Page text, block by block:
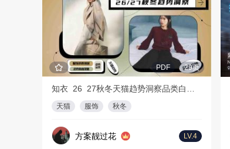
PDF 29页
天猫 服饰 秋冬
方案靓过花 LV.4